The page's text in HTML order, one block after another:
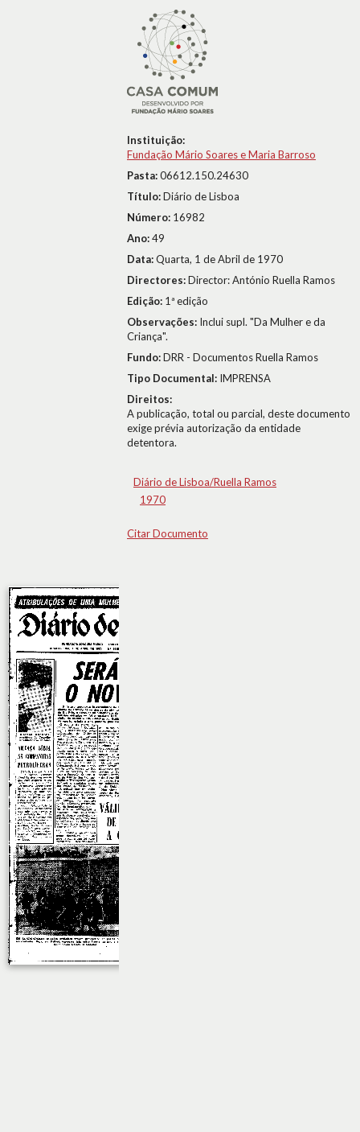
Instituição:
Fundação Mário Soares e Maria Barroso
Pasta:06612.150.24630
Título:Diário de Lisboa
Número: 16982
Ano:49
Data:Quarta, 1 de Abril de 1970
Directores:Director: António Ruella Ramos
Edição: 1ª edição
Observações: Inclui supl. "Da Mulher e da
Criança".
Fundo:DRR - Documentos Ruella Ramos
Tipo Documental: IMPRENSA
Direitos:
A publicação, total ou parcial, deste documento
exige prévia autorização da entidade
detentora.
Diário de Lisboa/Ruella Ramos
1970
Citar Documento